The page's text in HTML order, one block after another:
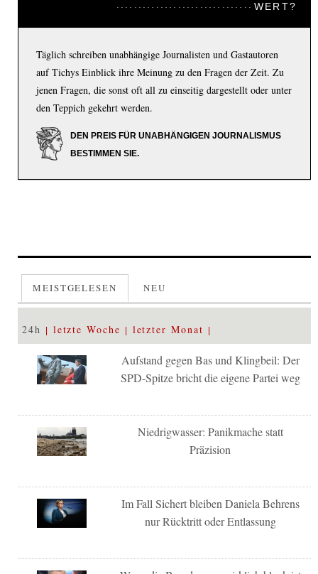
WERT?
Täglich schreiben unabhängige Journalisten und Gastautoren
auf Tichys Einblick ihre Meinung zu den Fragen der Zeit. Zu
jenen Fragen, die sonst oft all zu einseitig dargestellt oder unter
den Teppich gekehrt werden.
DEN PREIS FÜR UNABHÄNGIGEN JOURNALISMUS
BESTIMMEN SIE.
MEISTGELESEN NEU
24h letzte Woche letzter Monat
Aufstand gegen Bas und Klingbeil: Der
SPD-Spitze bricht die eigene Partei weg
Niedrigwasser: Panikmache statt
Präzision
Im Fall Sichert bleiben Daniela Behrens
nur Rücktritt oder Entlassung